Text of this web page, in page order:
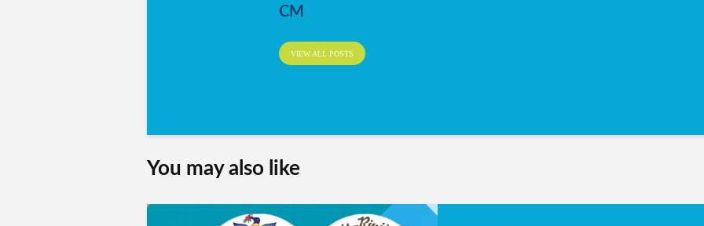
CM
VIEW ALL POSTS
You may also like